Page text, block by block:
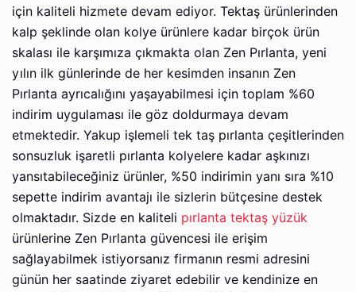
için kaliteli hizmete devam ediyor. Tektaş ürünlerinden
kalp şeklinde olan kolye ürünlere kadar birçok ürün
skalası ile karşımıza çıkmakta olan Zen Pırlanta, yeni
yılın ilk günlerinde de her kesimden insanın Zen
Pırlanta ayrıcalığını yaşayabilmesi için toplam %60
indirim uygulaması ile göz doldurmaya devam
etmektedir. Yakup işlemeli tek taş pırlanta çeşitlerinden
sonsuzluk işaretli pırlanta kolyelere kadar aşkınızı
yansıtabileceğiniz ürünler, %50 indirimin yanı sıra %10
sepette indirim avantajı ile sizlerin bütçesine destek
olmaktadır. Sizde en kaliteli pırlanta tektaş yüzük
ürünlerine Zen Pırlanta güvencesi ile erişim
sağlayabilmek istiyorsanız firmanın resmi adresini
günün her saatinde ziyaret edebilir ve kendinize en